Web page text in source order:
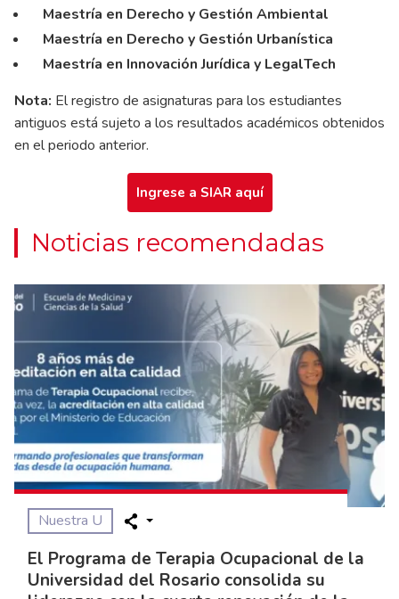
Maestría en Derecho y Gestión Ambiental
Maestría en Derecho y Gestión Urbanística
Maestría en Innovación Jurídica y LegalTech
Nota: El registro de asignaturas para los estudiantes
antiguos está sujeto a los resultados académicos obtenidos
en el periodo anterior.
Ingrese a SIAR aquí
Noticias recomendadas
Nuestra U
El Programa de Terapia Ocupacional de la
Universidad del Rosario consolida su